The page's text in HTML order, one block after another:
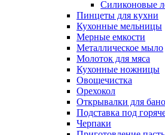
Силиконовые
Пинцеты для кухни
Кухонные мельницы
Мерные емкости
Металлическое мыло
Молоток для мяса
Кухонные ножницы
Овощечистка
Орехокол
Открывалки для
Подставка под
Черпаки